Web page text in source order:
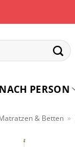
PERSON
& Betten »